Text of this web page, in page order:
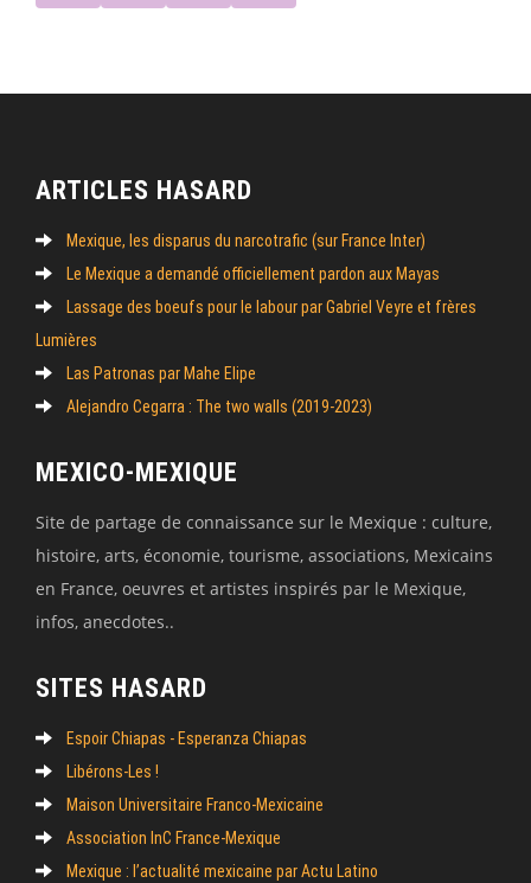
ARTICLES HASARD
Mexique, les disparus du narcotrafic (sur France Inter)
Le Mexique a demandé officiellement pardon aux Mayas
Lassage des boeufs pour le labour par Gabriel Veyre et frères
Lumières
Las Patronas par Mahe Elipe
Alejandro Cegarra : The two walls (2019-2023)
MEXICO-MEXIQUE
Site de partage de connaissance sur le Mexique : culture,
histoire, arts, économie, tourisme, associations, Mexicains
en France, oeuvres et artistes inspirés par le Mexique,
infos, anecdotes..
SITES HASARD
Espoir Chiapas - Esperanza Chiapas
Libérons-Les !
Maison Universitaire Franco-Mexicaine
Association InC France-Mexique
Mexique : l’actualité mexicaine par Actu Latino